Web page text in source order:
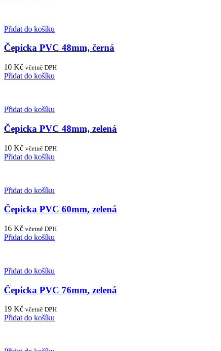
Přidat do košíku
Čepicka PVC 48mm, černá
10 Kč včetně DPH
Přidat do košíku
Přidat do košíku
Čepicka PVC 48mm, zelená
10 Kč včetně DPH
Přidat do košíku
Přidat do košíku
Čepicka PVC 60mm, zelená
16 Kč včetně DPH
Přidat do košíku
Přidat do košíku
Čepicka PVC 76mm, zelená
19 Kč včetně DPH
Přidat do košíku